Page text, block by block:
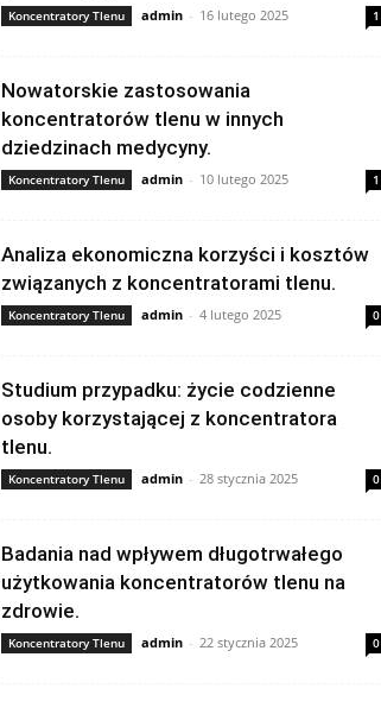
Koncentratory Tlenu admin - 16 lutego 2025 1
Nowatorskie zastosowania
koncentratorów tlenu w innych
dziedzinach medycyny.
Koncentratory Tlenu admin - 10 lutego 2025 1
Analiza ekonomiczna korzyści i kosztów
związanych z koncentratorami tlenu.
Koncentratory Tlenu admin - 4 lutego 2025 0
Studium przypadku: życie codzienne
osoby korzystającej z koncentratora
tlenu.
Koncentratory Tlenu admin - 28 stycznia 2025 0
Badania nad wpływem długotrwałego
użytkowania koncentratorów tlenu na
zdrowie.
Koncentratory Tlenu admin - 22 stycznia 2025 0